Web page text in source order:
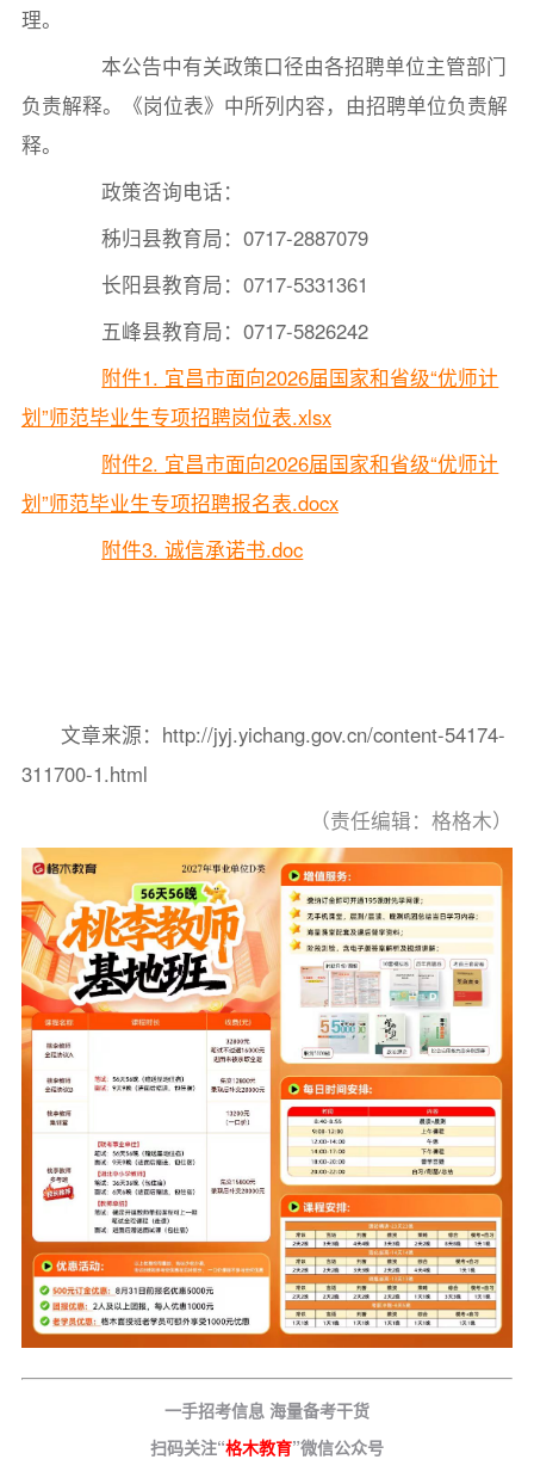
理。
本公告中有关政策口径由各招聘单位主管部门
负责解释。《岗位表》中所列内容，由招聘单位负责解
释。
政策咨询电话：
秭归县教育局：0717-2887079
长阳县教育局：0717-5331361
五峰县教育局：0717-5826242
附件1. 宜昌市面向2026届国家和省级“优师计
划”师范毕业生专项招聘岗位表.xlsx
附件2. 宜昌市面向2026届国家和省级“优师计
划”师范毕业生专项招聘报名表.docx
附件3. 诚信承诺书.doc
文章来源：http://jyj.yichang.gov.cn/content-54174-
311700-1.html
（责任编辑：格格木）
一手招考信息 海量备考干货
扫码关注“格木教育”微信公众号